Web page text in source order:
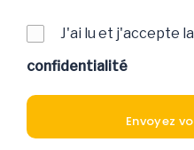
J'ai lu et j'accepte la
confidentialité